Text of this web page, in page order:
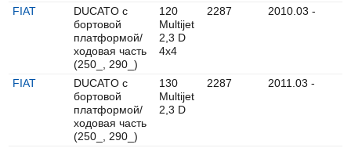
FIAT
DUCATO c
бортовой
платформой/
ходовая часть
(250_, 290_)
120
Multijet
2,3 D
4x4
2287 2010.03 -
FIAT
DUCATO c
бортовой
платформой/
ходовая часть
(250_, 290_)
130
Multijet
2,3 D
2287 2011.03 -